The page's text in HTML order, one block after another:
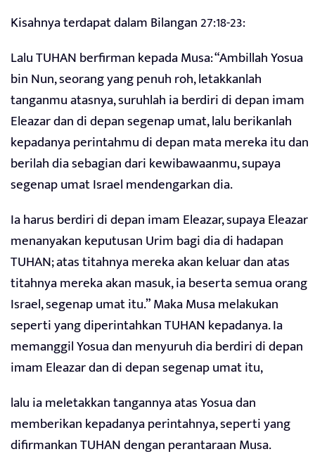
Kisahnya terdapat dalam Bilangan 27:18-23:
Lalu TUHAN berfirman kepada Musa: “Ambillah Yosua
bin Nun, seorang yang penuh roh, letakkanlah
tanganmu atasnya, suruhlah ia berdiri di depan imam
Eleazar dan di depan segenap umat, lalu berikanlah
kepadanya perintahmu di depan mata mereka itu dan
berilah dia sebagian dari kewibawaanmu, supaya
segenap umat Israel mendengarkan dia.
Ia harus berdiri di depan imam Eleazar, supaya Eleazar
menanyakan keputusan Urim bagi dia di hadapan
TUHAN; atas titahnya mereka akan keluar dan atas
titahnya mereka akan masuk, ia beserta semua orang
Israel, segenap umat itu.” Maka Musa melakukan
seperti yang diperintahkan TUHAN kepadanya. Ia
memanggil Yosua dan menyuruh dia berdiri di depan
imam Eleazar dan di depan segenap umat itu,
lalu ia meletakkan tangannya atas Yosua dan
memberikan kepadanya perintahnya, seperti yang
difirmankan TUHAN dengan perantaraan Musa.